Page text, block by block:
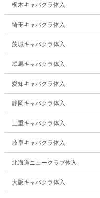
栃木キャバクラ体入
埼玉キャバクラ体入
茨城キャバクラ体入
群馬キャバクラ体入
愛知キャバクラ体入
静岡キャバクラ体入
三重キャバクラ体入
岐阜キャバクラ体入
北海道ニュークラブ体入
大阪キャバクラ体入